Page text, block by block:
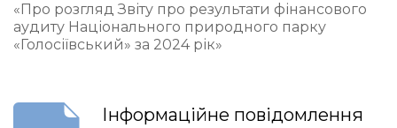
«Про розгляд Звіту про результати фінансового
аудиту Національного природного парку
«Голосіївський» за 2024 рік»
Інформаційне повідомлення